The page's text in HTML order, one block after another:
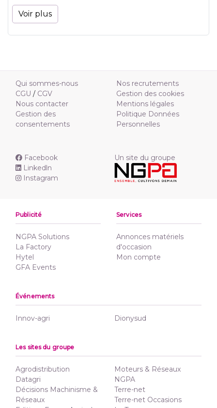
Voir plus
Qui sommes-nous
CGU / CGV
Nous contacter
Gestion des
consentements
Nos recrutements
Gestion des cookies
Mentions légales
Politique Données
Personnelles
Facebook
Linkedln
Instagram
Un site du groupe
Publicité
NGPA Solutions
La Factory
Hytel
GFA Events
Services
Annonces matériels
d'occasion
Mon compte
Événements
Innov-agri Dionysud
Les sites du groupe
Agrodistribution
Datagri
Décisions Machinisme &
Réseaux
Moteurs & Réseaux
NGPA
Terre-net
Terre-net Occasions